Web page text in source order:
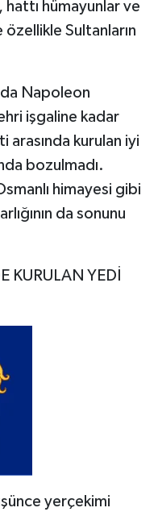
hümayunlar ve
Sultanların
Napoleon
işgaline kadar
arasında kurulan iyi
bozulmadı.
himayesi gibi
da sonunu
KURULAN YEDİ
yerçekimi